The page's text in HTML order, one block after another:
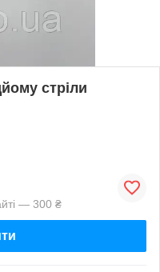
стріли
— 300 ₴